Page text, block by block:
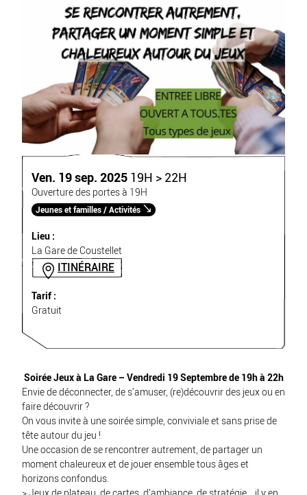
Ven. 19 sep. 2025 19H > 22H
Ouverture des portes à 19H
Jeunes et familles / Activités
Lieu :
La Gare de Coustellet
ITINÉRAIRE
Tarif :
Gratuit
Soirée Jeux à La Gare – Vendredi 19 Septembre de 19h à 22h
Envie de déconnecter, de s’amuser, (re)découvrir des jeux ou en
faire découvrir ?
On vous invite à une soirée simple, conviviale et sans prise de
tête autour du jeu !
Une occasion de se rencontrer autrement, de partager un
moment chaleureux et de jouer ensemble tous âges et
horizons confondus.